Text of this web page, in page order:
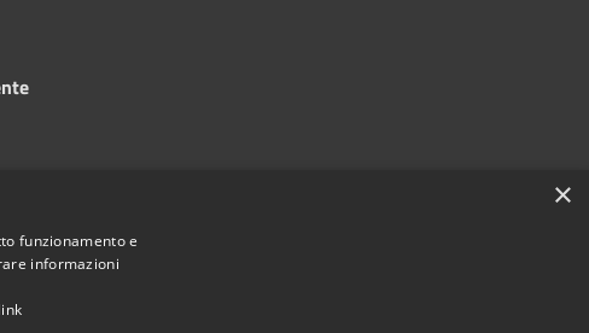
×
funzionamento e
informazioni
link